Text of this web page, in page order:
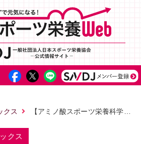
クス 【アミノ酸スポーツ栄養科学ラボ】ピリオダイゼーションに合わせた食事と栄養③＜移行期（オフシーズン）＞
クス